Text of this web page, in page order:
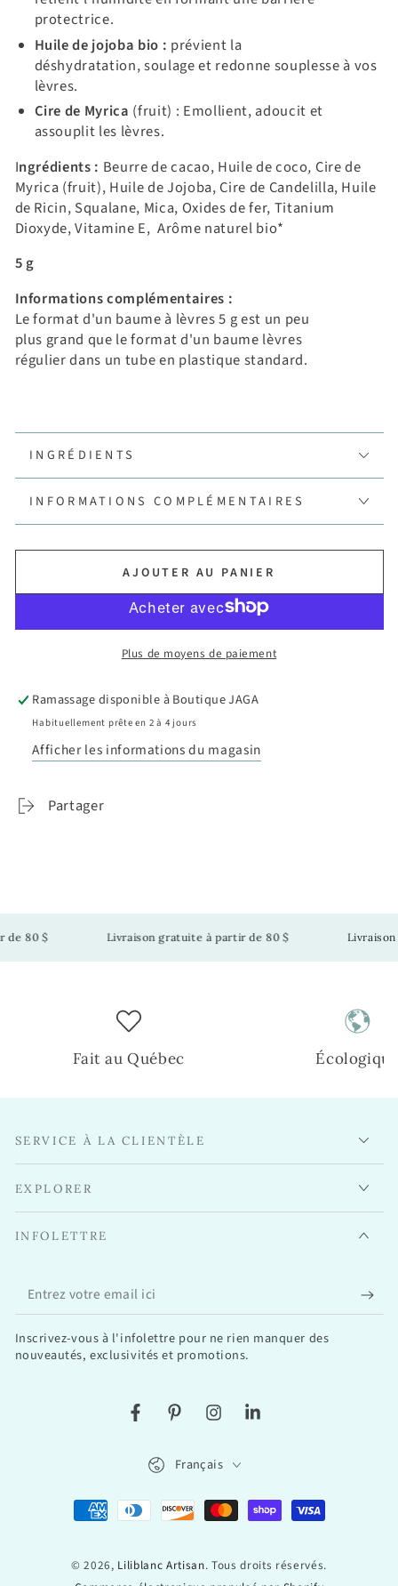
protectrice.
Huile de jojoba bio : prévient la
déshydratation, soulage et redonne souplesse à vos
lèvres.
Cire de Myrica (fruit) : Emollient, adoucit et
assouplit les lèvres.
Ingrédients : Beurre de cacao, Huile de coco, Cire de
Myrica (fruit), Huile de Jojoba, Cire de Candelilla, Huile
de Ricin, Squalane, Mica, Oxides de fer, Titanium
Dioxyde, Vitamine E, Arôme naturel bio*
5 g
Informations complémentaires :
Le format d'un baume à lèvres 5 g est un peu
plus grand que le format d'un baume lèvres
régulier dans un tube en plastique standard.
INGRÉDIENTS
INFORMATIONS COMPLÉMENTAIRES
AJOUTER AU PANIER
Plus de moyens de paiement
Ramassage disponible àBoutique JAGA
Habituellement prête en 2 à 4 jours
Afficher les informations du magasin
Partager
80 $ Livraison gratuite à partir de 80 $ Livraison
Fait au Québec
SERVICE À LA CLIENTÈLE
EXPLORER
INFOLETTRE
Entrez
votre
email
Inscrivez-vous à l'infolettre pour ne rien manquer des
nouveautés, exclusivités et promotions.
FacebookPinterestInstagramLinkedIn
© 2026, Liliblanc Artisan. Tous droits réservés.
Langue
Français
paiement